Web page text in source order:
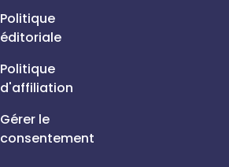
Politique
éditoriale
Politique
d'affiliation
Gérer le
consentement